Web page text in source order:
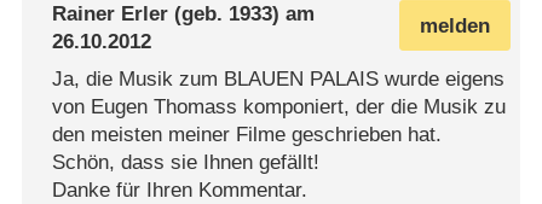
melden
Rainer Erler (geb. 1933) am
26.10.2012
Ja, die Musik zum BLAUEN PALAIS wurde eigens
von Eugen Thomass komponiert, der die Musik zu
den meisten meiner Filme geschrieben hat.
Schön, dass sie Ihnen gefällt!
Danke für Ihren Kommentar.